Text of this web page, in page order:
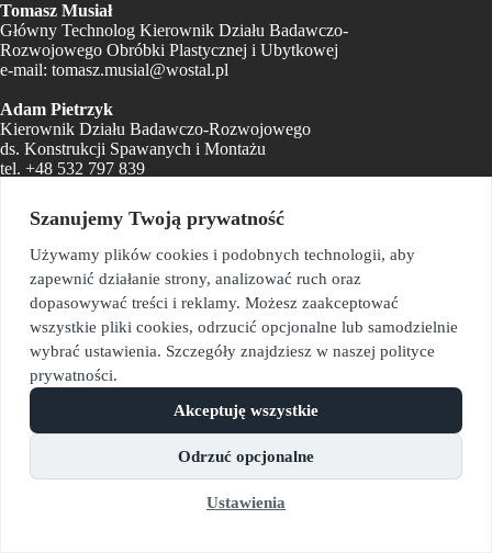
Tomasz Musiał
Główny Technolog Kierownik Działu Badawczo-
Rozwojowego Obróbki Plastycznej i Ubytkowej
e-mail: tomasz.musial@wostal.pl
Adam Pietrzyk
Kierownik Działu Badawczo-Rozwojowego
ds. Konstrukcji Spawanych i Montażu
tel. +48 532 797 839
Sekretariat
e-mail:
sekretariat@wostal.pl
Biuro Zarządu i Kadr
e-mail:monika.kyc@wostal.pl
Dział Logistyki Materiałowej
e-mail:
zaopatrzenie@wostal.pl
e-mail:
kontrolajakosci@wostal.pl
e-mail:ksiegowosc@wostal.pl
Szanujemy Twoją prywatność
Używamy plików cookies i podobnych technologii, aby
zapewnić działanie strony, analizować ruch oraz
dopasowywać treści i reklamy. Możesz zaakceptować
wszystkie pliki cookies, odrzucić opcjonalne lub samodzielnie
wybrać ustawienia. Szczegóły znajdziesz w naszej polityce
prywatności.
Ustawienia
Odrzuć opcjonalne
Akceptuję wszystkie